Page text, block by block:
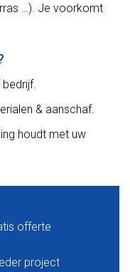
…). Je voorkomt
& aanschaf.
houdt met uw
offerte
project